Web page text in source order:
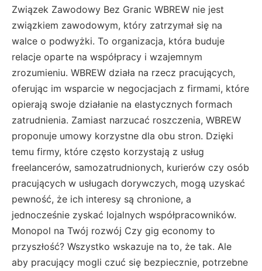
Związek Zawodowy Bez Granic WBREW nie jest
związkiem zawodowym, który zatrzymał się na
walce o podwyżki. To organizacja, która buduje
relacje oparte na współpracy i wzajemnym
zrozumieniu. WBREW działa na rzecz pracujących,
oferując im wsparcie w negocjacjach z firmami, które
opierają swoje działanie na elastycznych formach
zatrudnienia. Zamiast narzucać roszczenia, WBREW
proponuje umowy korzystne dla obu stron. Dzięki
temu firmy, które często korzystają z usług
freelancerów, samozatrudnionych, kurierów czy osób
pracujących w usługach dorywczych, mogą uzyskać
pewność, że ich interesy są chronione, a
jednocześnie zyskać lojalnych współpracowników.
Monopol na Twój rozwój Czy gig economy to
przyszłość? Wszystko wskazuje na to, że tak. Ale
aby pracujący mogli czuć się bezpiecznie, potrzebne